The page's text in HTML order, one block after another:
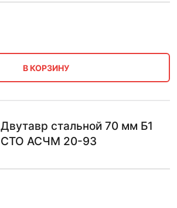
В КОРЗИНУ
Двутавр стальной 70 мм Б1
СТО АСЧМ 20-93